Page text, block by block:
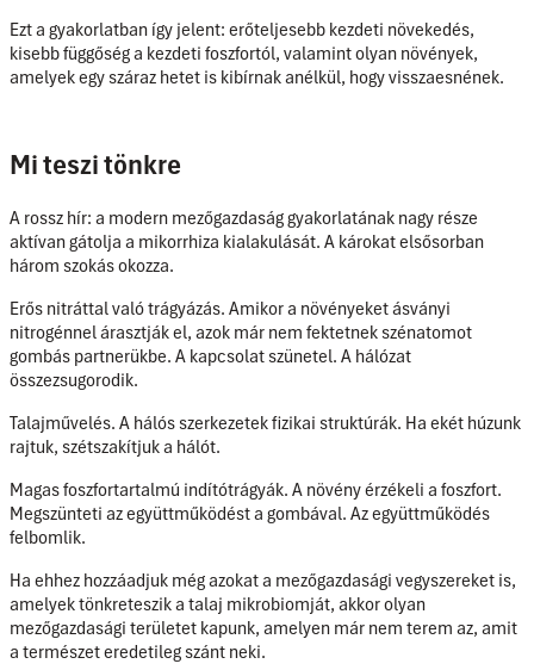
Ezt a gyakorlatban így jelent: erőteljesebb kezdeti növekedés,
kisebb függőség a kezdeti foszfortól, valamint olyan növények,
amelyek egy száraz hetet is kibírnak anélkül, hogy visszaesnének.
Mi teszi tönkre
A rossz hír: a modern mezőgazdaság gyakorlatának nagy része
aktívan gátolja a mikorrhiza kialakulását. A károkat elsősorban
három szokás okozza.
Erős nitráttal való trágyázás. Amikor a növényeket ásványi
nitrogénnel árasztják el, azok már nem fektetnek szénatomot
gombás partnerükbe. A kapcsolat szünetel. A hálózat
összezsugorodik.
Talajművelés. A hálós szerkezetek fizikai struktúrák. Ha ekét húzunk
rajtuk, szétszakítjuk a hálót.
Magas foszfortartalmú indítótrágyák. A növény érzékeli a foszfort.
Megszünteti az együttműködést a gombával. Az együttműködés
felbomlik.
Ha ehhez hozzáadjuk még azokat a mezőgazdasági vegyszereket is,
amelyek tönkreteszik a talaj mikrobiomját, akkor olyan
mezőgazdasági területet kapunk, amelyen már nem terem az, amit
a természet eredetileg szánt neki.